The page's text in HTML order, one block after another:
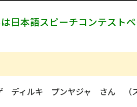
日本語スピーチコンテスト
ディルキ プンヤジャ さん （ス